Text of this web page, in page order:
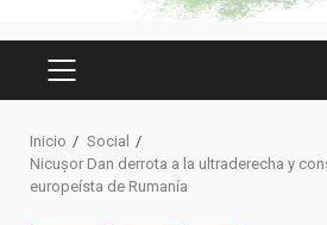
MENÚ
Inicio
Social
Nicușor Dan derrota a la ultraderecha y
europeísta de Rumanía